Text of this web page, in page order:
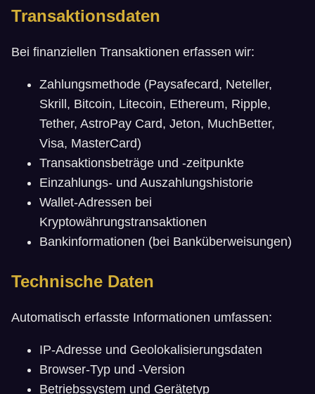
Transaktionsdaten
Bei finanziellen Transaktionen erfassen wir:
Zahlungsmethode (Paysafecard, Neteller,
Skrill, Bitcoin, Litecoin, Ethereum, Ripple,
Tether, AstroPay Card, Jeton, MuchBetter,
Visa, MasterCard)
Transaktionsbeträge und -zeitpunkte
Einzahlungs- und Auszahlungshistorie
Wallet-Adressen bei
Kryptowährungstransaktionen
Bankinformationen (bei Banküberweisungen)
Technische Daten
Automatisch erfasste Informationen umfassen:
IP-Adresse und Geolokalisierungsdaten
Browser-Typ und -Version
Betriebssystem und Gerätetyp